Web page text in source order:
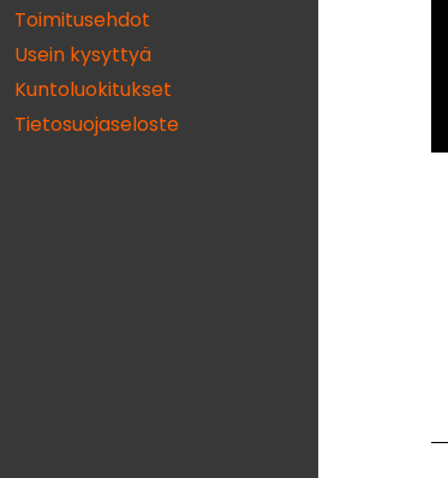
Toimitusehdot
Usein kysyttyä
Kuntoluokitukset
Tietosuojaseloste